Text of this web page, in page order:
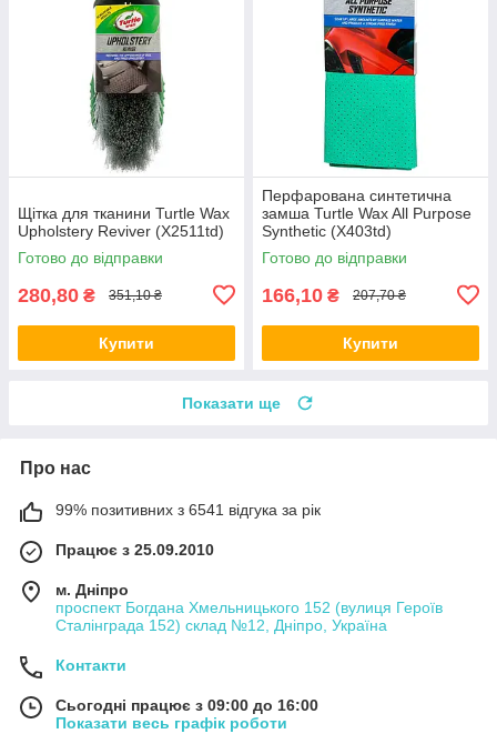
Щітка для тканини Turtle Wax
Upholstery Reviver (X2511td)
Готово до відправки
280,80 ₴ 351,10 ₴
Купити
Перфарована синтетична
замша Turtle Wax All Purpose
Synthetic (X403td)
Готово до відправки
166,10 ₴ 207,70 ₴
Купити
Показати ще
Про нас
99% позитивних з 6541 відгука за рік
Працює з 25.09.2010
м. Дніпро
проспект Богдана Хмельницького 152 (вулиця Героїв
Сталінграда 152) склад №12, Дніпро, Україна
Контакти
Сьогодні працює з 09:00 до 16:00
Показати весь графік роботи